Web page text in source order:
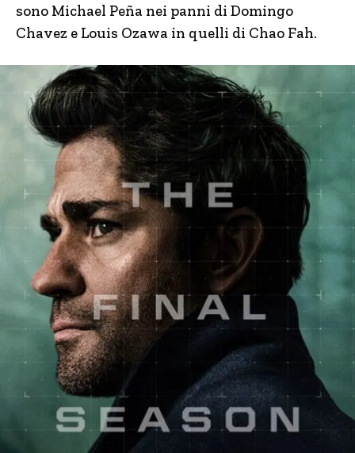
sono Michael Peña nei panni di Domingo
Chavez e Louis Ozawa in quelli di Chao Fah.